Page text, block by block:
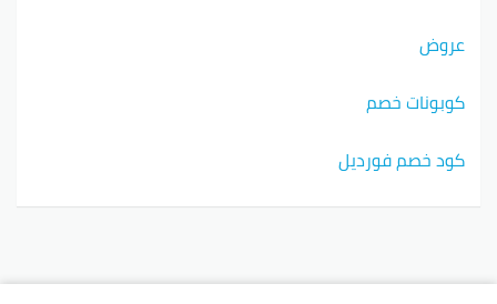
عروض
كوبونات خصم
كود خصم فورديل